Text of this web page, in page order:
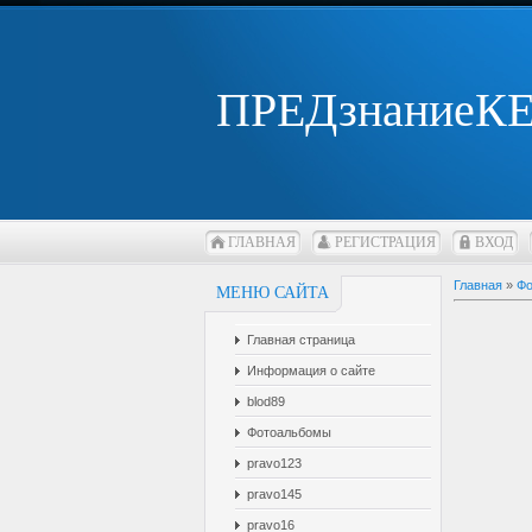
ГЛАВНАЯ РЕГИСТРАЦИЯ ВХОД
МЕНЮ САЙТА
Главная страница
Информация о сайте
blod89
Фотоальбомы
pravo123
pravo145
pravo16
Главная »